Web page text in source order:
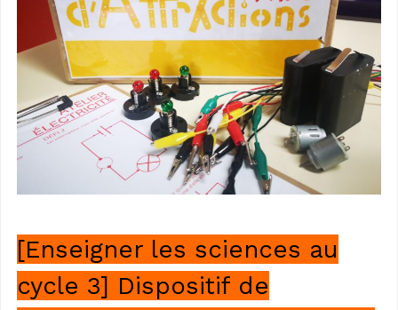
[Enseigner les sciences au
cycle 3] Dispositif de